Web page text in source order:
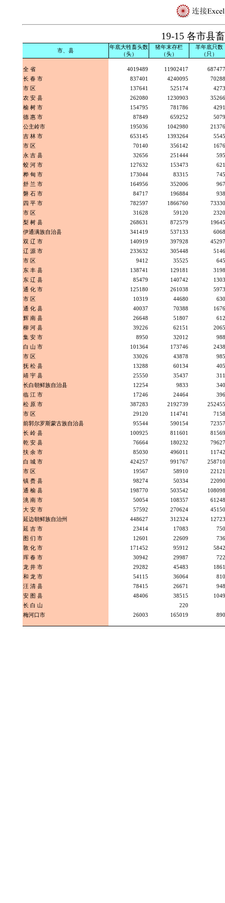
19-15 各市县
市、县
年底大牲畜头数
（头）
猪年末存栏
（头）
羊年底只数
（只）
全 省 4019489 11902417
长 春 市
837401 4240095
市 区
137641 525174
农 安 县
262080 1230903
榆 树 市
154795 781786
德 惠 市
87849 659252
公主岭市
195036 1042980
吉 林 市
653145 1393264
市 区
70140 356142
永 吉 县
32656 251444
蛟 河 市
127632 153473
桦 甸 市
173044 83315
舒 兰 市
164956 352006
磐 石 市
84717 196884
四 平 市
782597 1866760
市 区
31628 59120
梨 树 县
268631 872579
伊通满族自治县
341419 537133
双 辽 市
140919 397928
辽 源 市
233632 305448
市 区
9412 35525
东 丰 县
138741 129181
东 辽 县
85479 140742
通 化 市
125180 261038
市 区
10319 44680
通 化 县
40037 70388
辉 南 县
26648 51807
柳 河 县
39226 62151
集 安 市
8950 32012
白 山 市
101364 173746
市 区
33026 43878
抚 松 县
13288 60134
靖 宇 县
25550 35437
长白朝鲜族自治县
12254 9833
临 江 市
17246 24464
松 原 市
387283 2192739
市 区
29120 114741
前郭尔罗斯蒙古族自治县
95544 590154
长 岭 县
100925 811601
乾 安 县
76664 180232
扶 余 市
85030 496011
白 城 市
424257 991767
市 区
19567 58910
镇 赉 县
98274 50334
通 榆 县
198770 503542
洮 南 市
50054 108357
大 安 市
57592 270624
延边朝鲜族自治州
448627 312324
延 吉 市
23414 17083
图 们 市
12601 22609
敦 化 市
171452 95912
珲 春 市
30942 29987
龙 井 市
29282 45483
和 龙 市
54115 36064
汪 清 县
78415 26671
安 图 县
48406 38515
长 白 山
220
梅河口市
26003 165019